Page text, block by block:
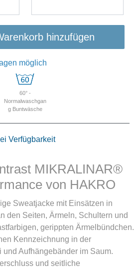
hinzufügen
möglich
60° -
Normalwaschgan
g Buntwäsche
Verfügbarkeit
MIKRALINAR®
von HAKRO
Sweatjacke mit Einsätzen in
den Seiten, Ärmeln, Schultern und
gerippten Ärmelbündchen.
Kennzeichnung in der
Aufhängebänder im Saum.
und seitliche